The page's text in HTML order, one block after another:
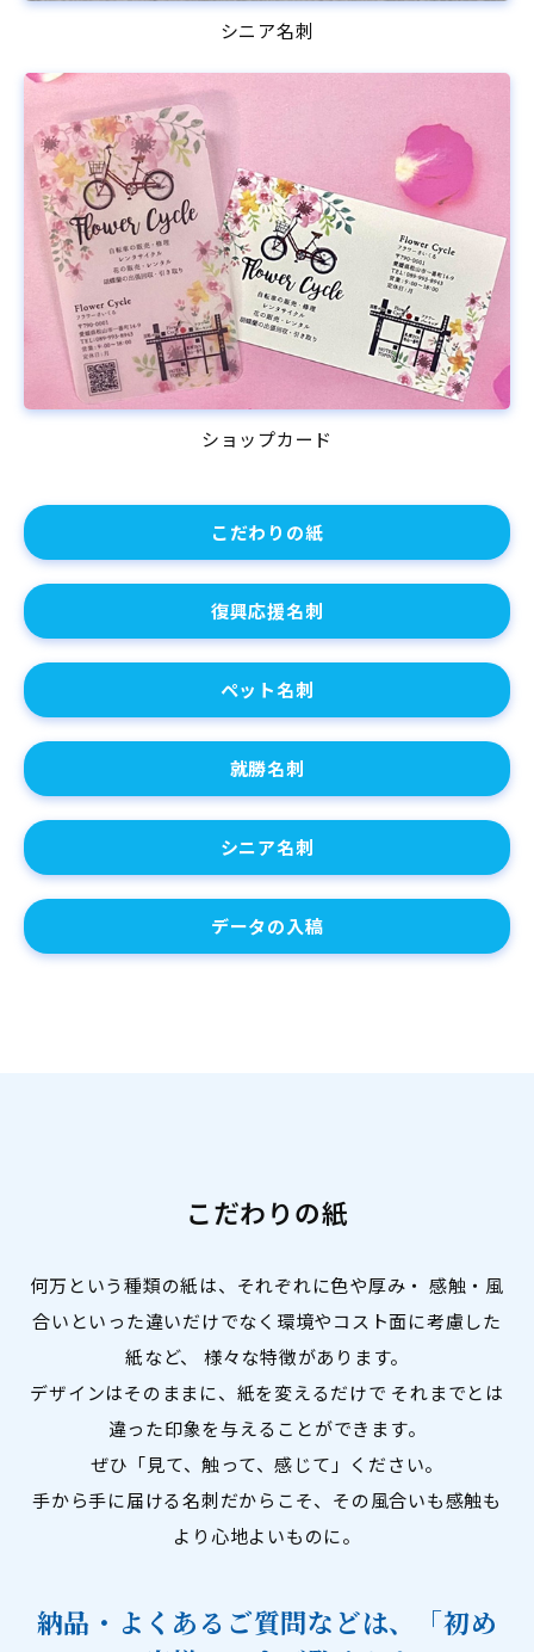
シニア名刺
ショップカード
こだわりの紙
復興応援名刺
ペット名刺
就勝名刺
シニア名刺
データの入稿
こだわりの紙
何万という種類の紙は、それぞれに色や厚み・ 感触・風
合いといった違いだけでなく環境やコスト面に考慮した
紙など、 様々な特徴があります。
デザインはそのままに、紙を変えるだけで それまでとは
違った印象を与えることができます。
ぜひ「見て、触って、感じて」ください。
手から手に届ける名刺だからこそ、その風合いも感触も
より心地よいものに。
納品・よくあるご質問などは、「初め